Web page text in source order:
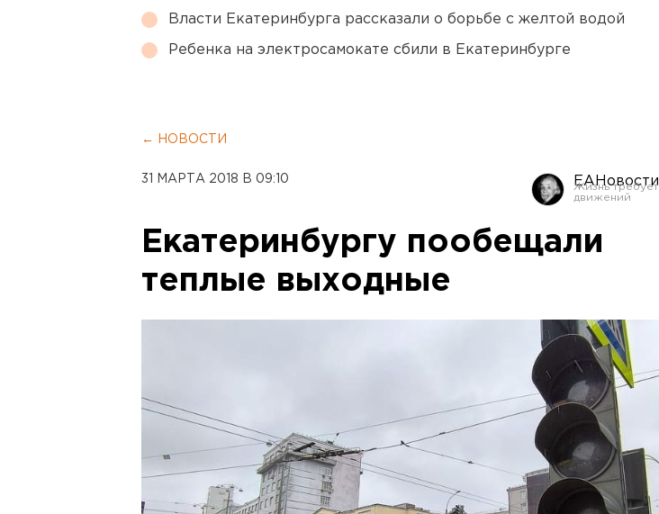
Власти Екатеринбурга рассказали о борьбе с желтой водой
Ребенка на электросамокате сбили в Екатеринбурге
← НОВОСТИ
31 МАРТА 2018 В 09:10 ЕАНовости
Екатеринбургу пообещали
теплые выходные